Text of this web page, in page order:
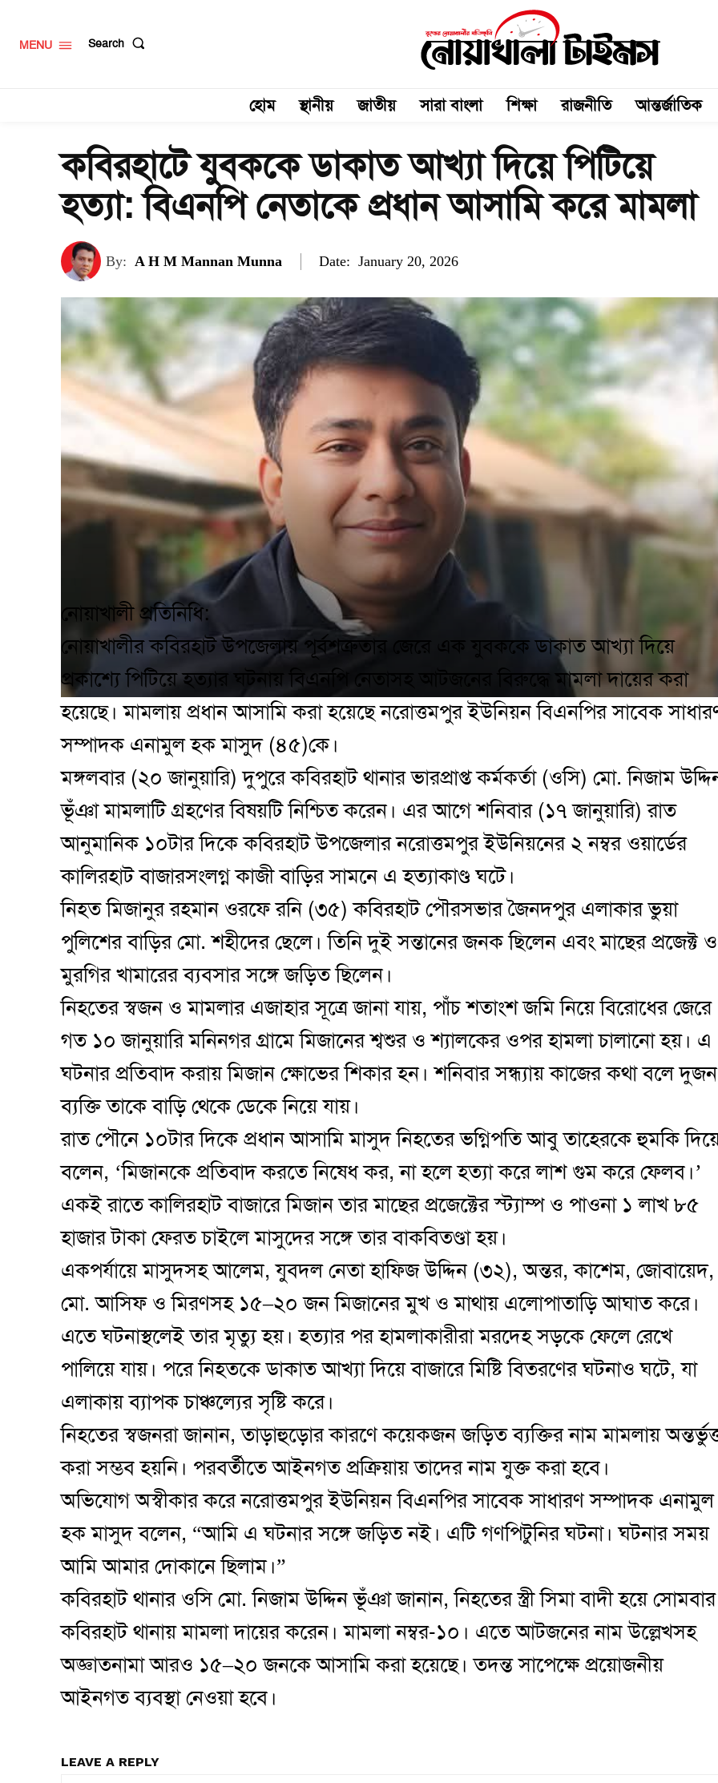
MENU Search
হোম স্থানীয় জাতীয় সারা বাংলা শিক্ষা রাজনীতি আন্তর্জাতিক
কবিরহাটে যুবককে ডাকাত আখ্যা দিয়ে পিটিয়ে
হত্যা: বিএনপি নেতাকে প্রধান আসামি করে মামলা
By: A H M Mannan Munna Date: January 20, 2026
নোয়াখালী প্রতিনিধি:
নোয়াখালীর কবিরহাট উপজেলায় পূর্বশত্রুতার জেরে এক যুবককে ডাকাত আখ্যা দিয়ে
প্রকাশ্যে পিটিয়ে হত্যার ঘটনায় বিএনপি নেতাসহ আটজনের বিরুদ্ধে মামলা দায়ের করা
হয়েছে। মামলায় প্রধান আসামি করা হয়েছে নরোত্তমপুর ইউনিয়ন বিএনপির সাবেক
সম্পাদক এনামুল হক মাসুদ (৪৫)কে।
মঙ্গলবার (২০ জানুয়ারি) দুপুরে কবিরহাট থানার ভারপ্রাপ্ত কর্মকর্তা (ওসি) মো. নিজাম
ভূঁঞা মামলাটি গ্রহণের বিষয়টি নিশ্চিত করেন। এর আগে শনিবার (১৭ জানুয়ারি) রাত
আনুমানিক ১০টার দিকে কবিরহাট উপজেলার নরোত্তমপুর ইউনিয়নের ২ নম্বর ওয়ার্ডের
কালিরহাট বাজারসংলগ্ন কাজী বাড়ির সামনে এ হত্যাকাণ্ড ঘটে।
নিহত মিজানুর রহমান ওরফে রনি (৩৫) কবিরহাট পৌরসভার জৈনদপুর এলাকার ভুয়া
পুলিশের বাড়ির মো. শহীদের ছেলে। তিনি দুই সন্তানের জনক ছিলেন এবং মাছের প্রজেক্ট ও
মুরগির খামারের ব্যবসার সঙ্গে জড়িত ছিলেন।
নিহতের স্বজন ও মামলার এজাহার সূত্রে জানা যায়, পাঁচ শতাংশ জমি নিয়ে বিরোধের জেরে
গত ১০ জানুয়ারি মনিনগর গ্রামে মিজানের শ্বশুর ও শ্যালকের ওপর হামলা চালানো হয়। এ
ঘটনার প্রতিবাদ করায় মিজান ক্ষোভের শিকার হন। শনিবার সন্ধ্যায় কাজের কথা বলে দুজন
ব্যক্তি তাকে বাড়ি থেকে ডেকে নিয়ে যায়।
রাত পৌনে ১০টার দিকে প্রধান আসামি মাসুদ নিহতের ভগ্নিপতি আবু তাহেরকে হুমকি
বলেন, ‘মিজানকে প্রতিবাদ করতে নিষেধ কর, না হলে হত্যা করে লাশ গুম করে ফেলব।’
একই রাতে কালিরহাট বাজারে মিজান তার মাছের প্রজেক্টের স্ট্যাম্প ও পাওনা ১ লাখ ৮৫
হাজার টাকা ফেরত চাইলে মাসুদের সঙ্গে তার বাকবিতণ্ডা হয়।
একপর্যায়ে মাসুদসহ আলেম, যুবদল নেতা হাফিজ উদ্দিন (৩২), অন্তর, কাশেম, জোবায়েদ,
মো. আসিফ ও মিরণসহ ১৫–২০ জন মিজানের মুখ ও মাথায় এলোপাতাড়ি আঘাত করে।
এতে ঘটনাস্থলেই তার মৃত্যু হয়। হত্যার পর হামলাকারীরা মরদেহ সড়কে ফেলে রেখে
পালিয়ে যায়। পরে নিহতকে ডাকাত আখ্যা দিয়ে বাজারে মিষ্টি বিতরণের ঘটনাও ঘটে, যা
এলাকায় ব্যাপক চাঞ্চল্যের সৃষ্টি করে।
নিহতের স্বজনরা জানান, তাড়াহুড়োর কারণে কয়েকজন জড়িত ব্যক্তির নাম মামলায়
করা সম্ভব হয়নি। পরবর্তীতে আইনগত প্রক্রিয়ায় তাদের নাম যুক্ত করা হবে।
অভিযোগ অস্বীকার করে নরোত্তমপুর ইউনিয়ন বিএনপির সাবেক সাধারণ সম্পাদক এনামুল
হক মাসুদ বলেন, “আমি এ ঘটনার সঙ্গে জড়িত নই। এটি গণপিটুনির ঘটনা। ঘটনার সময়
আমি আমার দোকানে ছিলাম।”
কবিরহাট থানার ওসি মো. নিজাম উদ্দিন ভূঁঞা জানান, নিহতের স্ত্রী সিমা বাদী হয়ে সোমবার
কবিরহাট থানায় মামলা দায়ের করেন। মামলা নম্বর-১০। এতে আটজনের নাম উল্লেখসহ
অজ্ঞাতনামা আরও ১৫–২০ জনকে আসামি করা হয়েছে। তদন্ত সাপেক্ষে প্রয়োজনীয়
আইনগত ব্যবস্থা নেওয়া হবে।
LEAVE A REPLY